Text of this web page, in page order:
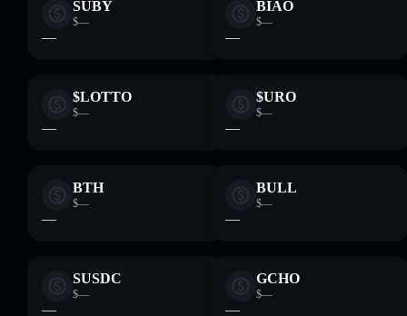
SUBY
$—
—
BIAO
$—
—
$LOTTO
$—
—
$URO
$—
—
BTH
$—
—
BULL
$—
—
SUSDC
$—
—
GCHO
$—
—